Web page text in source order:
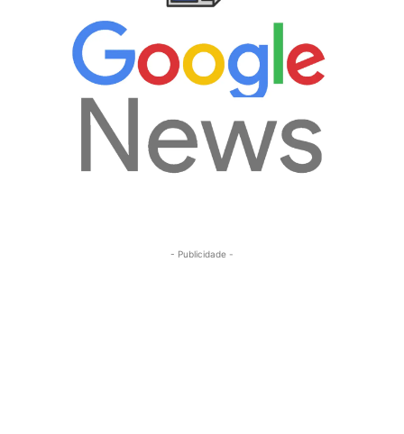
- Publicidade -